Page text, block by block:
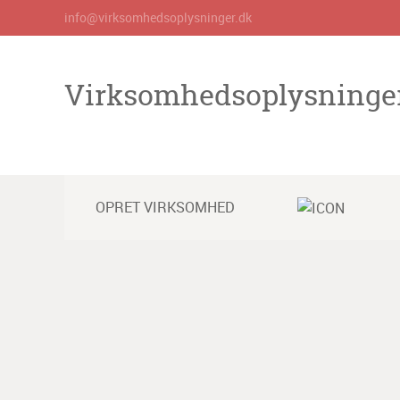
info@virksomhedsoplysninger.dk
OPRET VIRKSOMHED